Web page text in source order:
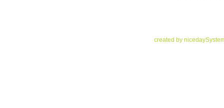
created by niceday